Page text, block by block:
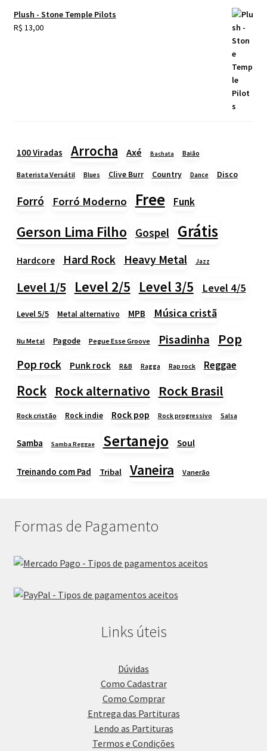
Plush - Stone Temple Pilots
R$ 13,00
100 Viradas Arrocha Axé Bachata Baião
Baterista Versátil Blues Clive Burr Country Dance Disco
Forró Forró Moderno Free Funk
Gerson Lima Filho Gospel Grátis
Hardcore Hard Rock Heavy Metal Jazz
Level 1/5 Level 2/5 Level 3/5 Level 4/5
Level 5/5 Metal alternativo MPB Música cristã
Nu Metal Pagode Pegue Esse Groove Pisadinha Pop
Pop rock Punk rock R&B Ragga Rap rock Reggae
Rock Rock alternativo Rock Brasil
Rock cristão Rock indie Rock pop Rock progressivo Salsa
Samba Samba Reggae Sertanejo Soul
Treinando com Pad Tribal Vaneira Vanerão
Formas de Pagamento
Links úteis
Dúvidas
Como Cadastrar
Como Comprar
Entrega das Partituras
Lendo as Partituras
Termos e Condições